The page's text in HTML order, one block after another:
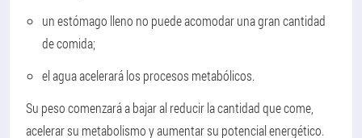
un estómago lleno no puede acomodar una gran cantidad
de comida;
el agua acelerará los procesos metabólicos.
Su peso comenzará a bajar al reducir la cantidad que come,
acelerar su metabolismo y aumentar su potencial energético.